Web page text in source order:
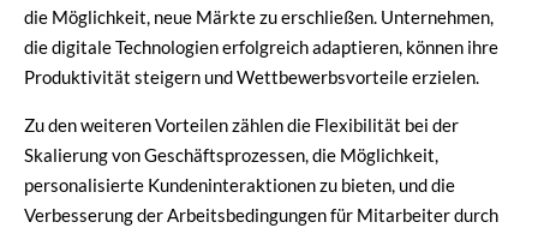
die Möglichkeit, neue Märkte zu erschließen. Unternehmen,
die digitale Technologien erfolgreich adaptieren, können ihre
Produktivität steigern und Wettbewerbsvorteile erzielen.
Zu den weiteren Vorteilen zählen die Flexibilität bei der
Skalierung von Geschäftsprozessen, die Möglichkeit,
personalisierte Kundeninteraktionen zu bieten, und die
Verbesserung der Arbeitsbedingungen für Mitarbeiter durch